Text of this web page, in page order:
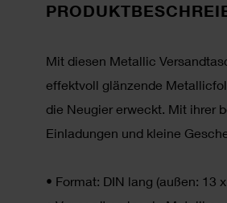
Mit diesen Metallic
effektvoll glänzende
die Neugier erweckt. Mit ihrer
Einladungen und kleine
• Format: DIN lang (außen: 13